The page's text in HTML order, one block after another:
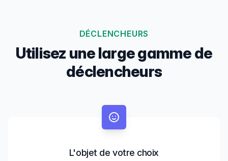
DÉCLENCHEURS
Utilisez une large gamme de
déclencheurs
L'objet de votre choix